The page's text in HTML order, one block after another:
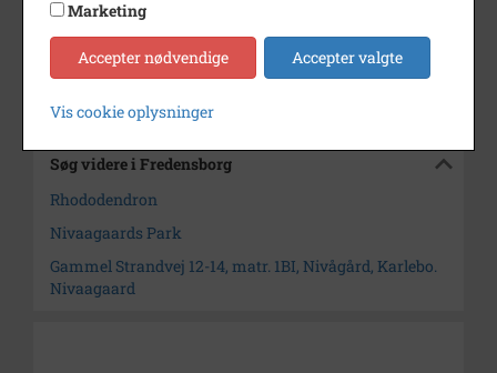
Fotograf
Arkiv
Fredensborg
Søg videre i Fredensborg
Rhododendron
Nivaagaards Park
Gammel Strandvej 12-14, matr. 1BI, Nivågård, Karlebo.
Nivaagaard
Marketing
Accepter nødvendige Accepter valgte
Vis cookie oplysninger